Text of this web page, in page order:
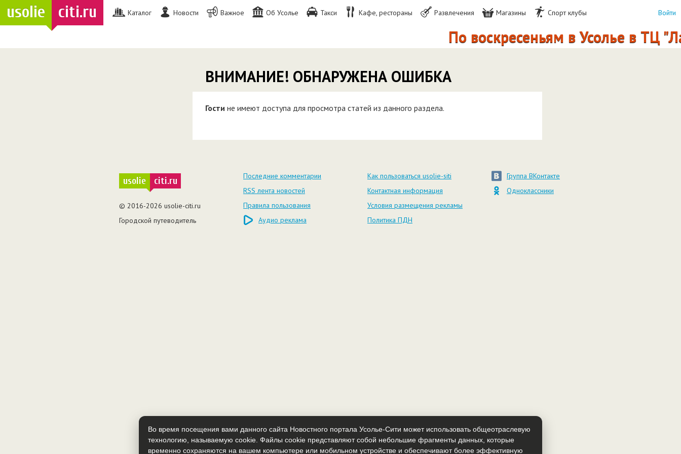
usolie citi.ru Каталог Новости Важное Об Усолье Такси Кафе, рестораны Развлечения Магазины Спорт клубы
По воскресеньям в Усолье в ТЦ
Войти
ВНИМАНИЕ! ОБНАРУЖЕНА ОШИБКА
Гости не имеют доступа для просмотра статей из данного раздела.
Во время посещения вами данного сайта Новостного портала Усолье-Сити может использовать общеотраслевую
технологию, называемую cookie. Файлы cookie представляют собой небольшие фрагменты данных, которые
временно сохраняются на вашем компьютере или мобильном устройстве и обеспечивают более эффективную
usolie citi.ru
© 2016-2026 usolie-citi.ru
Городской путеводитель
Последние комментарии
RSS лента новостей
Правила пользования
Аудио реклама
Как пользоваться usolie-siti
Контактная информация
Условия размещения рекламы
Политика ПДН
Группа ВКонтакте
Одноклассники